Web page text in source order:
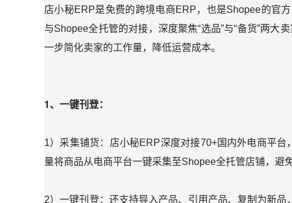
店小秘ERP是免费的跨境电商ERP，也是Shopee的官
与Shopee全托管的对接，深度聚焦“选品”与“备货”两
一步简化卖家的工作量，降低运营成本。
1、一键刊登：
1）采集铺货：店小秘ERP深度对接70+国内外电商平
量将商品从电商平台一键采集至Shopee全托管店铺，避
2）一键刊登：还支持导入产品、引用产品、复制为新